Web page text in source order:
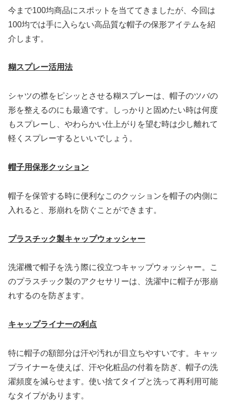
今まで100均商品にスポットを当ててきましたが、今回は
100均では手に入らない高品質な帽子の保形アイテムを紹
介します。
糊スプレー活用法
シャツの襟をピシッとさせる糊スプレーは、帽子のツバの
形を整えるのにも最適です。しっかりと固めたい時は何度
もスプレーし、やわらかい仕上がりを望む時は少し離れて
軽くスプレーするといいでしょう。
帽子用保形クッション
帽子を保管する時に便利なこのクッションを帽子の内側に
入れると、形崩れを防ぐことができます。
プラスチック製キャップウォッシャー
洗濯機で帽子を洗う際に役立つキャップウォッシャー。こ
のプラスチック製のアクセサリーは、洗濯中に帽子が形崩
れするのを防ぎます。
キャップライナーの利点
特に帽子の額部分は汗や汚れが目立ちやすいです。キャッ
プライナーを使えば、汗や化粧品の付着を防ぎ、帽子の洗
濯頻度を減らせます。使い捨てタイプと洗って再利用可能
なタイプがあります。